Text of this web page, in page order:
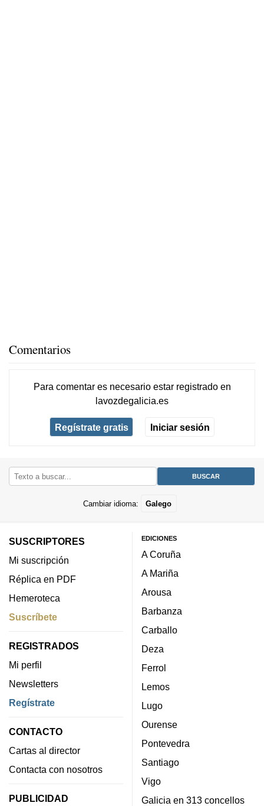
Comentarios
Para comentar es necesario estar registradoen
lavozdegalicia.es
Regístrate gratis Iniciar sesión
Cambiar idioma: Galego
SUSCRIPTORES
Mi suscripción
Réplica en PDF
Hemeroteca
Suscríbete
REGISTRADOS
Mi perfil
Newsletters
Regístrate
CONTACTO
Cartas al director
Contacta con nosotros
PUBLICIDAD
EDICIONES
A Coruña
A Mariña
Arousa
Barbanza
Carballo
Deza
Ferrol
Lemos
Lugo
Ourense
Pontevedra
Santiago
Vigo
Galicia en 313 concellos